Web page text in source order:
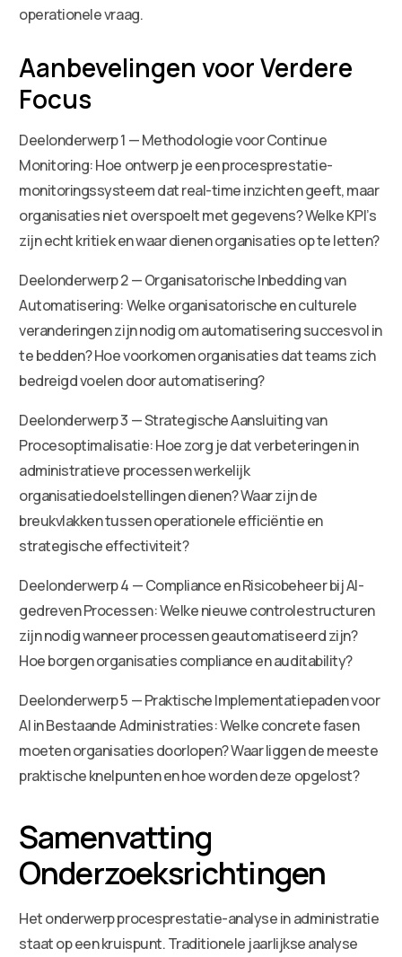
operationele vraag.
Aanbevelingen voor Verdere
Focus
Deelonderwerp 1 — Methodologie voor Continue
Monitoring: Hoe ontwerp je een procesprestatie-
monitoringssysteem dat real-time inzichten geeft, maar
organisaties niet overspoelt met gegevens? Welke KPI’s
zijn echt kritiek en waar dienen organisaties op te letten?
Deelonderwerp 2 — Organisatorische Inbedding van
Automatisering: Welke organisatorische en culturele
veranderingen zijn nodig om automatisering succesvol in
te bedden? Hoe voorkomen organisaties dat teams zich
bedreigd voelen door automatisering?
Deelonderwerp 3 — Strategische Aansluiting van
Procesoptimalisatie: Hoe zorg je dat verbeteringen in
administratieve processen werkelijk
organisatiedoelstellingen dienen? Waar zijn de
breukvlakken tussen operationele efficiëntie en
strategische effectiviteit?
Deelonderwerp 4 — Compliance en Risicobeheer bij AI-
gedreven Processen: Welke nieuwe controlestructuren
zijn nodig wanneer processen geautomatiseerd zijn?
Hoe borgen organisaties compliance en auditability?
Deelonderwerp 5 — Praktische Implementatiepaden voor
AI in Bestaande Administraties: Welke concrete fasen
moeten organisaties doorlopen? Waar liggen de meeste
praktische knelpunten en hoe worden deze opgelost?
Samenvatting
Onderzoeksrichtingen
Het onderwerp procesprestatie-analyse in administratie
staat op een kruispunt. Traditionele jaarlijkse analyse